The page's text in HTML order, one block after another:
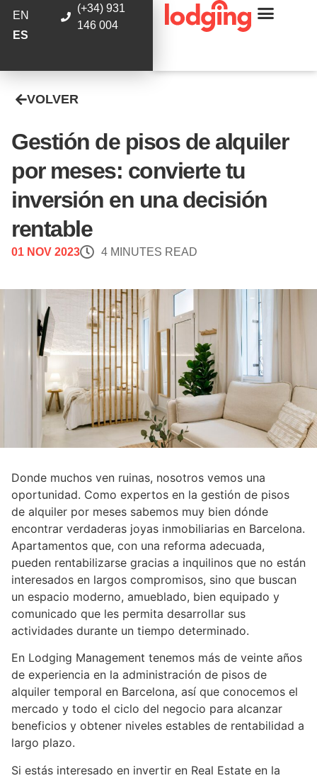
EN
ES
(+34) 931
146 004
VOLVER
Gestión de pisos de alquiler
por meses: convierte tu
inversión en una decisión
rentable
01 NOV 2023 4 MINUTES READ
Donde muchos ven ruinas, nosotros vemos una
oportunidad. Como expertos en la gestión de pisos
de alquiler por meses sabemos muy bien dónde
encontrar verdaderas joyas inmobiliarias en Barcelona.
Apartamentos que, con una reforma adecuada,
pueden rentabilizarse gracias a inquilinos que no están
interesados en largos compromisos, sino que buscan
un espacio moderno, amueblado, bien equipado y
comunicado que les permita desarrollar sus
actividades durante un tiempo determinado.
En Lodging Management tenemos más de veinte años
de experiencia en la administración de pisos de
alquiler temporal en Barcelona, así que conocemos el
mercado y todo el ciclo del negocio para alcanzar
beneficios y obtener niveles estables de rentabilidad a
largo plazo.
Si estás interesado en invertir en Real Estate en la